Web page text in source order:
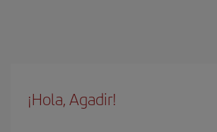
¡Hola, Agadir!